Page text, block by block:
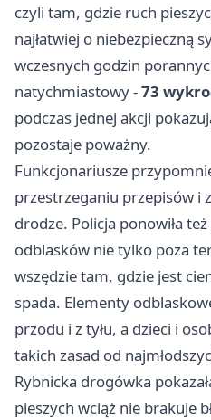
czyli tam, gdzie ruch
najłatwiej o niebezpieczną
wczesnych godzin
natychmiastowy -73
podczas jednej akcji
pozostaje poważny.
Funkcjonariusze
przestrzeganiu przepisów i
drodze. Policja ponowiła
odblasków nie tylko poza
wszędzie tam, gdzie jest
spada. Elementy
przodu i z tyłu, a dzieci i
takich zasad od
Rybnicka drogówka
pieszych wciąż nie brakuje